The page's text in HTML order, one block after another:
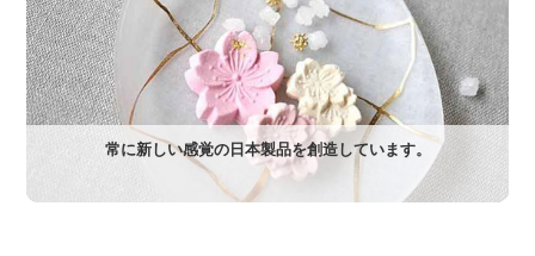
常に新しい感覚の日本製品を創造しています。